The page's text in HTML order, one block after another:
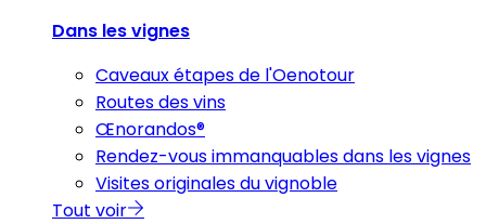
Dans les vignes
Caveaux étapes de l'Oenotour
Routes des vins
Œnorandos®
Rendez-vous immanquables dans les vignes
Visites originales du vignoble
Tout voir